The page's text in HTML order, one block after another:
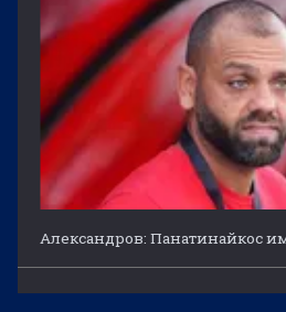
Александров: Панатинайкос